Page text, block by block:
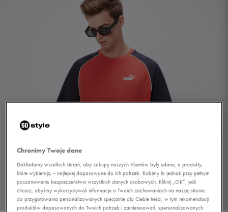
1/4
Chronimy Twoje dane
Dokładamy wszelkich starań, aby zakupy naszych Klientów były udane, a produkty,
które wybierają – najlepiej dopasowane do ich potrzeb. Robimy to jednak przy pełnym
poszanowaniu bezpieczeństwa wszystkich danych osobowych. Kliknij „OK”, jeśli
chcesz, abyśmy wykorzystywali informacje o Twoich zachowaniach na naszej stronie
do przygotowania personalizowanych specjalnie dla Ciebie treści, w tym rekomendacji
produktów dopasowanych do Twoich potrzeb i zainteresowań, spersonalizowanych